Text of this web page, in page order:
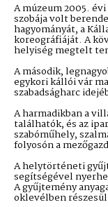
A múzeum 2005.
szobája volt
hagyományát, a
koreográfiáját. A
helyiség megtelt
A második,
egykori kállói vár
szabadságharc
A harmadikban a
találhatók, és az
szabóműhely,
folyosón a
A helytörténeti
segítségével
A gyűjtemény
oklevélben